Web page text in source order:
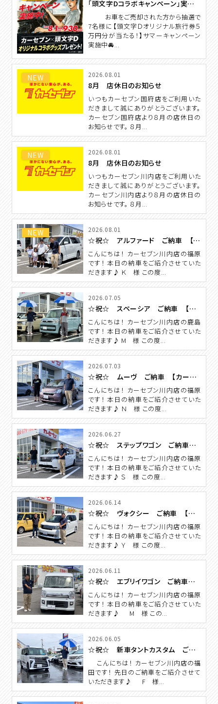
「頭文字Dコラボキャンペーン」実施中！！！
お車をご売却された方から抽選で
7名様に【頭文字Ｄオリジナル旅行券５
万円分が当たる！】サマーキャンペーン
実施中🚘...
NEW 2026.08.01
8月 店休日のお知らせ
いつもカーセブン国府店をご利用いた
だきまして誠にありがとうございます。
カーセブン国府店より８月の店休日の
お知らせです。 ８月...
NEW 2026.08.01
8月 店休日のお知らせ
いつもカーセブン川内店をご利用いた
だきまして誠にありがとうございます。
カーセブン川内店より８月の店休日の
お知らせです。 ８月...
NEW 2026.08.01
☆祝☆ アルファード ご納車 【カーセブン川内店】
こんにちは！ カーセブン川内店の福原
です！ 本日の納車をご紹介させていた
だきます♪ Ｋ 様 この度...
2026.07.05
☆祝☆ スペーシア ご納車 【カーセブン川内店】
こんにちは！ カーセブン川内店の鹿島
です！ 本日の納車をご紹介させていた
だきます♪ M 様 この度...
2026.07.03
☆祝☆ ムーヴ ご納車 【カーセブン川内店】
こんにちは！ カーセブン川内店の福原
です！ 本日の納車をご紹介させていた
だきます♪ Ｎ 様 この度...
2026.06.27
☆祝☆ ステップワゴン ご納車 【カーセブン川内店】
こんにちは！ カーセブン川内店の福原
です！ 本日の納車をご紹介させていた
だきます♪ Ｓ 様 この度...
2026.06.14
☆祝☆ ヴォクシー ご納車 【カーセブン川内店】
こんにちは！ カーセブン川内店の福原
です！ 本日の納車をご紹介させていた
だきます♪ Ｙ 様 この度...
2026.06.11
☆祝☆ エブリイワゴン ご納車 【カーセブン川内店】
こんにちは！ カーセブン川内店の福原
です！ 本日の納車をご紹介させていた
だきます♪ M 様 この...
2026.06.05
☆祝☆ 新車タントカスタム ご納車 【カーセブン川内店】
こんにちは！ カーセブン川内店の福
田です！ 先日のご納車をご紹介させて
いただきます♪ F 様...